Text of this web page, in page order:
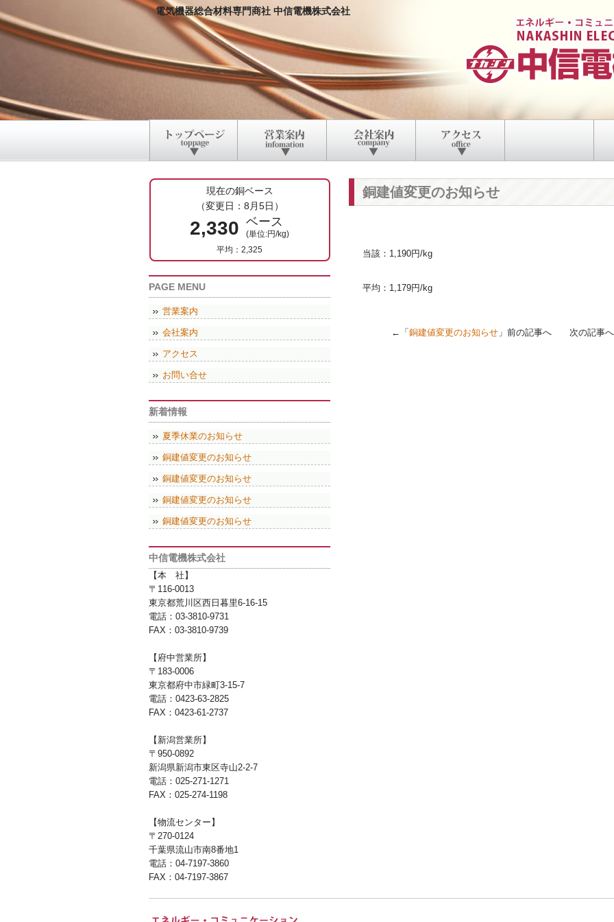
電気機器総合材料専門商社 中信電機株式会社
銅建値変更のお知らせ
当該：1,190円/kg
平均：1,179円/kg
←「 銅建値変更のお知らせ 」前の記事へ 次の記事へ
現在の銅ベース
（変更日：8月5日）
2,330 ベース
(単位:円/kg)
平均：2,325
PAGE MENU
営業案内
会社案内
アクセス
お問い合せ
新着情報
夏季休業のお知らせ
銅建値変更のお知らせ
銅建値変更のお知らせ
銅建値変更のお知らせ
銅建値変更のお知らせ
中信電機株式会社
【本 社】
〒116-0013
東京都荒川区西日暮里6-16-15
電話：03-3810-9731
FAX：03-3810-9739
【府中営業所】
〒183-0006
東京都府中市緑町3-15-7
電話：0423-63-2825
FAX：0423-61-2737
【新潟営業所】
〒950-0892
新潟県新潟市東区寺山2-2-7
電話：025-271-1271
FAX：025-274-1198
【物流センター】
〒270-0124
千葉県流山市南8番地1
電話：04-7197-3860
FAX：04-7197-3867